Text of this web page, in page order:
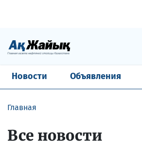
Новости Объявления
Главная
Все новости